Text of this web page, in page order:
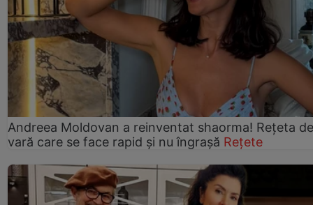
Andreea Moldovan a reinventat shaorma! Rețeta de
vară care se face rapid și nu îngrașă Rețete